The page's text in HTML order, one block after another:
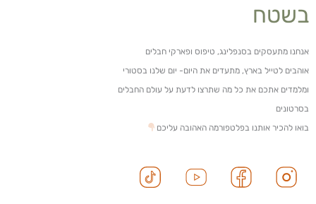
בשטח
אנחנו מתעסקים בסנפלינג, טיפוס ופארקי חבלים
אוהבים לטייל בארץ, מתעדים את היום- יום שלנו בסטורי
ומלמדים אתכם את כל מה שתרצו לדעת על עולם החבלים
בסרטונים
בואו להכיר אותנו בפלטפורמה האהובה עליכם